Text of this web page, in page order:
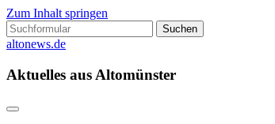
Zum Inhalt springen
Suchen
nach:
altonews.de
Aktuelles aus Altomünster